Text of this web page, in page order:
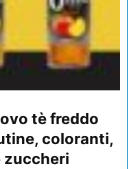
tè freddo
coloranti,
zuccheri